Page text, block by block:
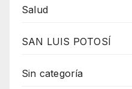
Salud
SAN LUIS POTOSÍ
Sin categoría